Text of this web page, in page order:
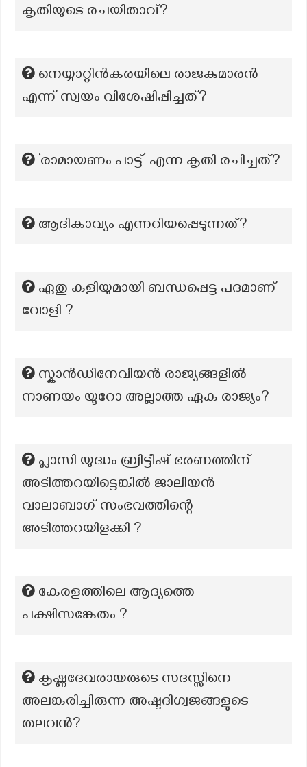
കൃതിയുടെ രചയിതാവ്?
നെയ്യാറ്റിൻകരയിലെ രാജകുമാരൻ
എന്ന് സ്വയം വിശേഷിപ്പിച്ചത്?
‘രാമായണം പാട്ട്’ എന്ന കൃതി രചിച്ചത്?
ആദികാവ്യം എന്നറിയപ്പെടുന്നത്?
ഏതു കളിയുമായി ബന്ധപ്പെട്ട പദമാണ്
വോളി ?
സ്കാൻഡിനേവിയൻ രാജ്യങ്ങളിൽ
നാണയം യൂറോ അല്ലാത്ത ഏക രാജ്യം?
പ്ലാസി യുദ്ധം ബ്രിട്ടീഷ് ഭരണത്തിന്
അടിത്തറയിട്ടെങ്കിൽ ജാലിയൻ
വാലാബാഗ് സംഭവത്തിന്റെ
അടിത്തറയിളക്കി ?
കേരളത്തിലെ ആദ്യത്തെ
പക്ഷിസങ്കേതം ?
കൃഷ്ണദേവരായരുടെ സദസ്സിനെ
അലങ്കരിച്ചിരുന്ന അഷ്ടദിഗ്വജങ്ങളുടെ
തലവൻ?